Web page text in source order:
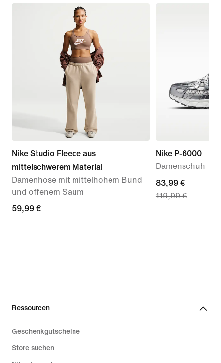
Nike Studio Fleece aus
mittelschwerem Material
Damenhose mit mittelhohem Bund
und offenem Saum
59,99 €
59,99 €
Nike P-6000
Damenschuh
current
price
83,99 €
119,99 €
Ressourcen
Geschenkgutscheine
Store suchen